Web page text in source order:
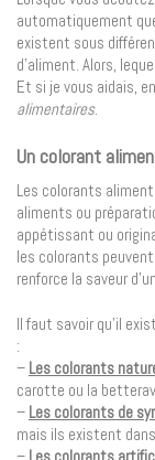
automatiquement
existent sous
d’aliment. Alors,
Et si je vous aidais,
alimentaires.
Un colorant
Les colorants
aliments ou
appétissant ou
les colorants
renforce la saveur
Il faut savoir qu’il
:
– Les colorants
carotte ou la
– Les colorants de
mais ils existent